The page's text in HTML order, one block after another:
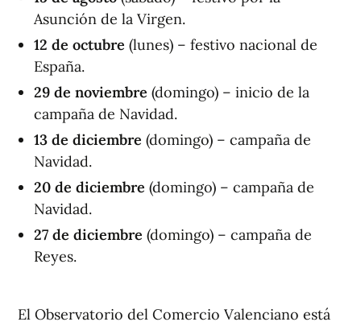
Asunción de la Virgen.
12 de octubre (lunes) – festivo nacional de
España.
29 de noviembre (domingo) – inicio de la
campaña de Navidad.
13 de diciembre (domingo) – campaña de
Navidad.
20 de diciembre (domingo) – campaña de
Navidad.
27 de diciembre (domingo) – campaña de
Reyes.
El Observatorio del Comercio Valenciano está